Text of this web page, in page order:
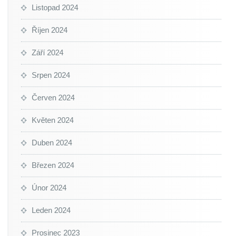
Listopad 2024
Říjen 2024
Září 2024
Srpen 2024
Červen 2024
Květen 2024
Duben 2024
Březen 2024
Únor 2024
Leden 2024
Prosinec 2023